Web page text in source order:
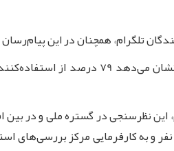
تلگرام، همچنان در این
نتایج آخرین نظرسنجی ایسپا در خرداد ماه سال
استان­، شهرهای درجه 2 و روستاها با حجم نمونه 4439 نفر و به